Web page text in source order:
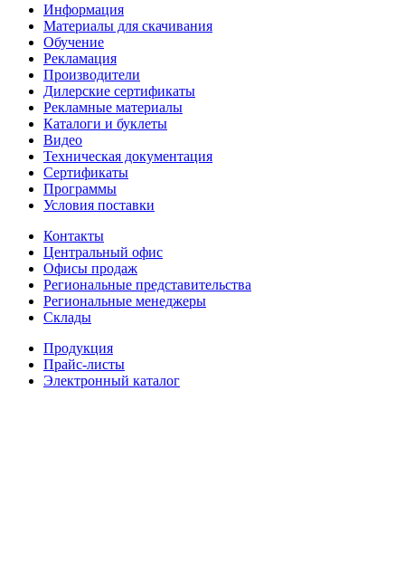
Информация
Материалы для скачивания
Обучение
Рекламация
Производители
Дилерские сертификаты
Рекламные материалы
Каталоги и буклеты
Видео
Техническая документация
Сертификаты
Программы
Условия поставки
Контакты
Центральный офис
Офисы продаж
Региональные представительства
Региональные менеджеры
Склады
Продукция
Прайс-листы
Электронный каталог